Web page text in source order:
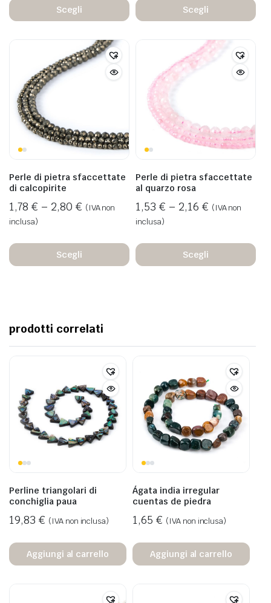
Scegli Scegli
Perle di pietra sfaccettate
di calcopirite
1,78 € – 2,80 € (IVA non
inclusa)
Scegli
Perle di pietra sfaccettate
al quarzo rosa
1,53 € – 2,16 € (IVA non
inclusa)
Scegli
prodotti correlati
Perline triangolari di
conchiglia paua
19,83 € (IVA non inclusa)
Aggiungi al carrello
Ágata india irregular
cuentas de piedra
1,65 € (IVA non inclusa)
Aggiungi al carrello